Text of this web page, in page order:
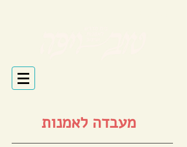
מעבדה לאמנות